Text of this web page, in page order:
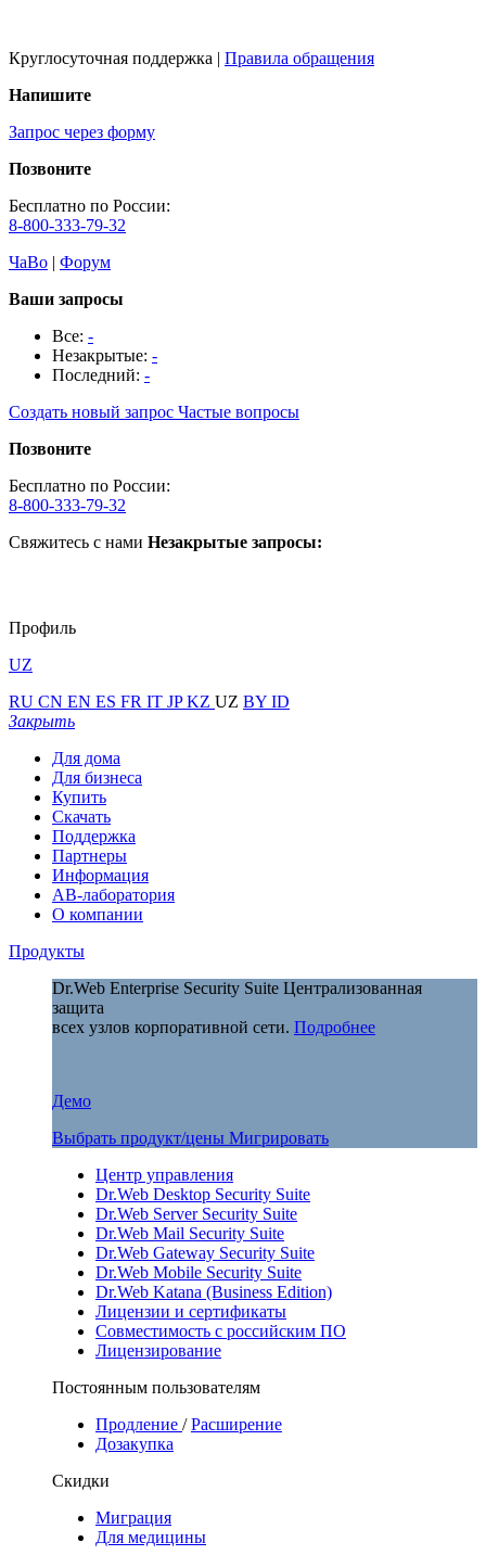
Круглосуточная поддержка | Правила обращения
Напишите
Запрос через форму
Позвоните
Бесплатно по России:
8-800-333-79-32
ЧаВо | Форум
Ваши запросы
Все: -
Незакрытые: -
Последний: -
Создать новый запрос Частые вопросы
Позвоните
Бесплатно по России:
8-800-333-79-32
Свяжитесь с нами Незакрытые запросы:
Профиль
UZ
RU CN EN ES FR IT JPKZ UZ BY ID
Закрыть
Для дома
Для бизнеса
Купить
Скачать
Поддержка
Партнеры
Информация
АВ-лаборатория
О компании
Продукты
Dr.Web Enterprise Security Suite Централизованная
защита
всех узлов корпоративной сети. Подробнее
Демо
Выбрать продукт/цены Мигрировать
Центр управления
Dr.Web Desktop Security Suite
Dr.Web Server Security Suite
Dr.Web Mail Security Suite
Dr.Web Gateway Security Suite
Dr.Web Mobile Security Suite
Dr.Web Katana (Business Edition)
Лицензии и сертификаты
Совместимость с российским ПО
Лицензирование
Постоянным пользователям
Продление /Расширение
Дозакупка
Скидки
Миграция
Для медицины